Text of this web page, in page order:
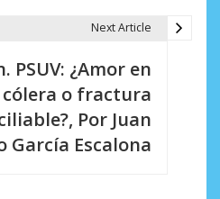
Next Article
PSUV: ¿Amor en
o fractura
Por Juan
García Escalona